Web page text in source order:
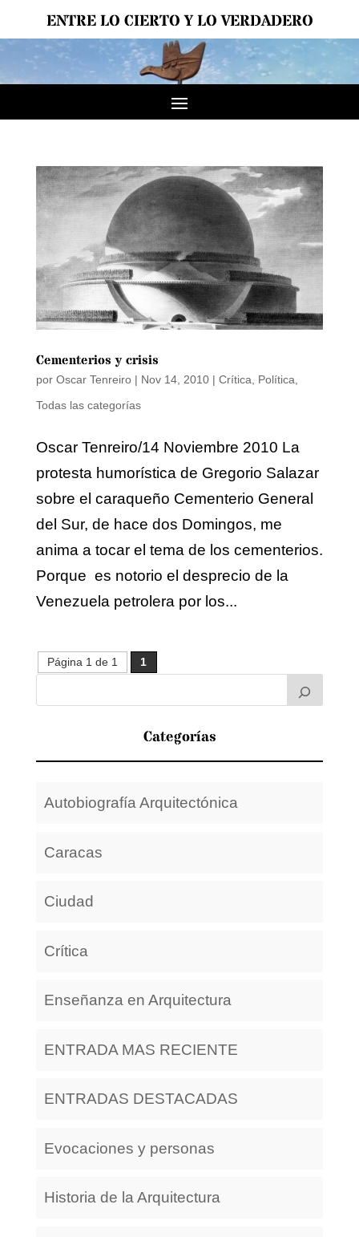
ENTRE LO CIERTO Y LO VERDADERO
Cementerios y crisis
por Oscar Tenreiro| Nov 14, 2010| Crítica, Política,
Todas las categorías
Oscar Tenreiro/14 Noviembre 2010 La
protesta humorística de Gregorio Salazar
sobre el caraqueño Cementerio General
del Sur, de hace dos Domingos, me
anima a tocar el tema de los cementerios.
Porque es notorio el desprecio de la
Venezuela petrolera por los...
Página 1 de 1 1
Categorías
Autobiografía Arquitectónica
Caracas
Ciudad
Crítica
Enseñanza en Arquitectura
ENTRADA MAS RECIENTE
ENTRADAS DESTACADAS
Evocaciones y personas
Historia de la Arquitectura